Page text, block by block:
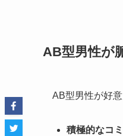
AB型男性が
AB型男性が好
積極的なコ